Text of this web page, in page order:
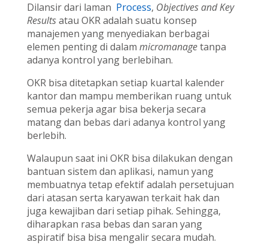
Dilansir dari laman Process, Objectives and Key
Resultsatau OKR adalah suatu konsep
manajemen yang menyediakan berbagai
elemen penting di dalam micromanagetanpa
adanya kontrol yang berlebihan.
OKR bisa ditetapkan setiap kuartal kalender
kantor dan mampu memberikan ruang untuk
semua pekerja agar bisa bekerja secara
matang dan bebas dari adanya kontrol yang
berlebih.
Walaupun saat ini OKR bisa dilakukan dengan
bantuan sistem dan aplikasi, namun yang
membuatnya tetap efektif adalah persetujuan
dari atasan serta karyawan terkait hak dan
juga kewajiban dari setiap pihak. Sehingga,
diharapkan rasa bebas dan saran yang
aspiratif bisa bisa mengalir secara mudah.